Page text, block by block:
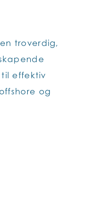
troverdig,
effektiv
og